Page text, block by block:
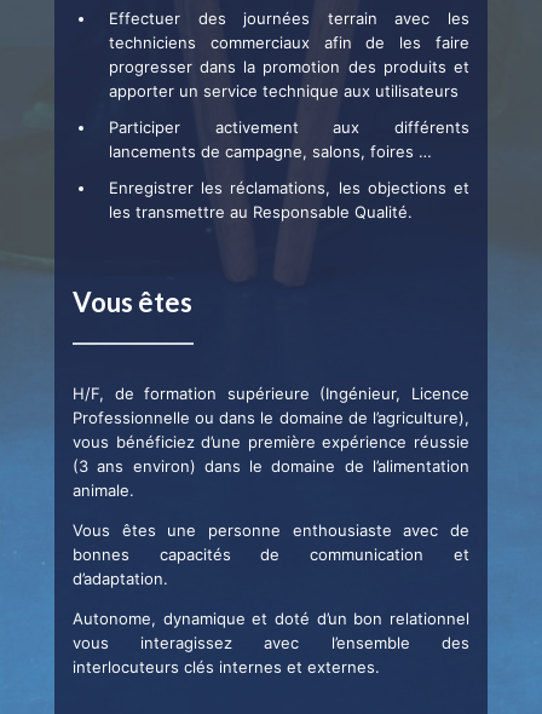
Effectuer des journées terrain avec les
techniciens commerciaux afin de les faire
progresser dans la promotion des produits et
apporter un service technique aux utilisateurs
Participer activement aux différents
lancements de campagne, salons, foires …
Enregistrer les réclamations, les objections et
les transmettre au Responsable Qualité.
Vous êtes
H/F, de formation supérieure (Ingénieur, Licence
Professionnelle ou dans le domaine de l’agriculture),
vous bénéficiez d’une première expérience réussie
(3 ans environ) dans le domaine de l’alimentation
animale.
Vous êtes une personne enthousiaste avec de
bonnes capacités de communication et
d’adaptation.
Autonome, dynamique et doté d’un bon relationnel
vous interagissez avec l’ensemble des
interlocuteurs clés internes et externes.